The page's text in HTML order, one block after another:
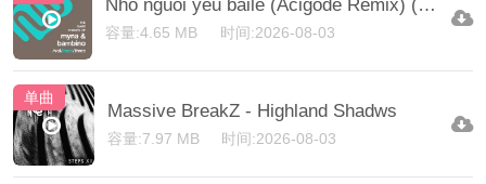
Nho nguoi yeu baile (Acigode Remix) (Extended Mix)
容量:4.65 MB 时间:2026-08-03
单曲
Massive BreakZ - Highland Shadws
容量:7.97 MB 时间:2026-08-03